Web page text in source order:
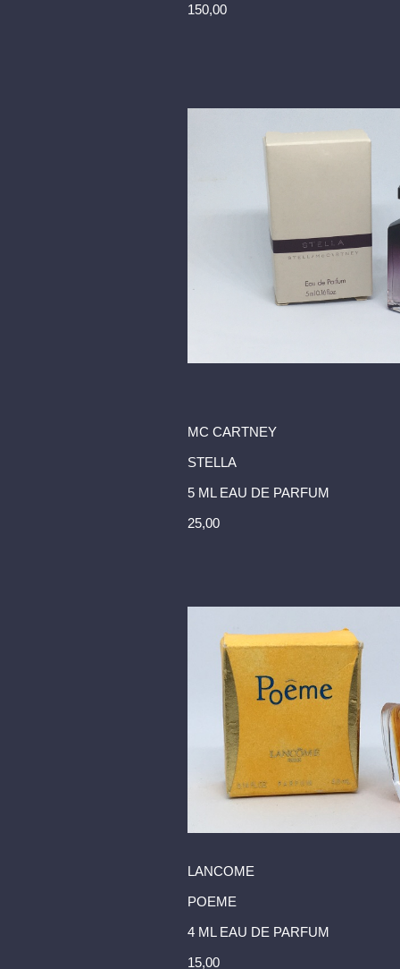
150,00
MC CARTNEY
STELLA
5 ML EAU DE PARFUM
25,00
LANCOME
POEME
4 ML EAU DE PARFUM
15,00